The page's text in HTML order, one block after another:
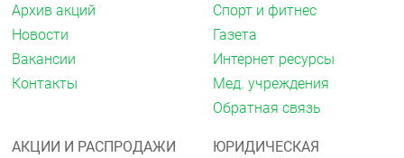
Архив акций
Новости
Вакансии
Контакты
Спорт и фитнес
Газета
Интернет ресурсы
Мед. учреждения
Обратная связь
АКЦИИ И РАСПРОДАЖИ
ЮРИДИЧЕСКАЯ